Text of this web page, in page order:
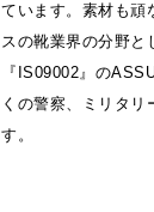
ています。素材も頑
スの靴業界の分野と
『IS09002』の
くの警察、ミリタ
す。